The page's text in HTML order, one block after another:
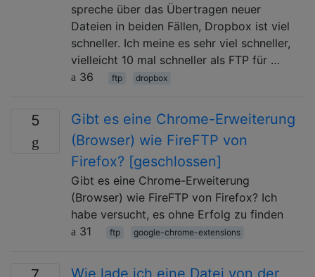
spreche über das Übertragen neuer
Dateien in beiden Fällen, Dropbox ist viel
schneller. Ich meine es sehr viel schneller,
vielleicht 10 mal schneller als FTP für …
36
ftp dropbox
5
Gibt es eine Chrome-Erweiterung
(Browser) wie FireFTP von
Firefox? [geschlossen]
Gibt es eine Chrome-Erweiterung
(Browser) wie FireFTP von Firefox? Ich
habe versucht, es ohne Erfolg zu finden
31
ftp google-chrome-extensions
Wie lade ich eine Datei von der